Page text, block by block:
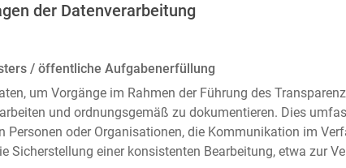
der Datenverarbeitung
/ öffentliche Aufgabenerfüllung
um Vorgänge im Rahmen der Führung des
und ordnungsgemäß zu dokumentieren. Dies
Personen oder Organisationen, die Kommunikation im
Sicherstellung einer konsistenten Bearbeitung, etwa zur